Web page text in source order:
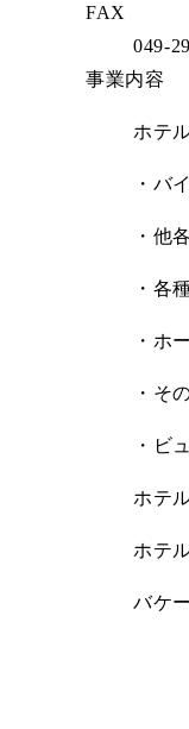
FAX
049-
事業内容
ホテ
・バ
・他
・各
・ホ
・そ
・ビ
ホテ
ホテ
バケ